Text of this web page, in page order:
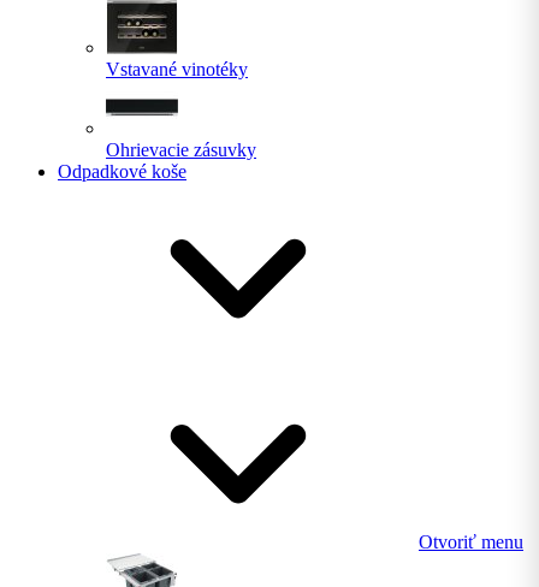
Vstavané vinotéky
Ohrievacie zásuvky
Odpadkové koše
Otvoriť menu